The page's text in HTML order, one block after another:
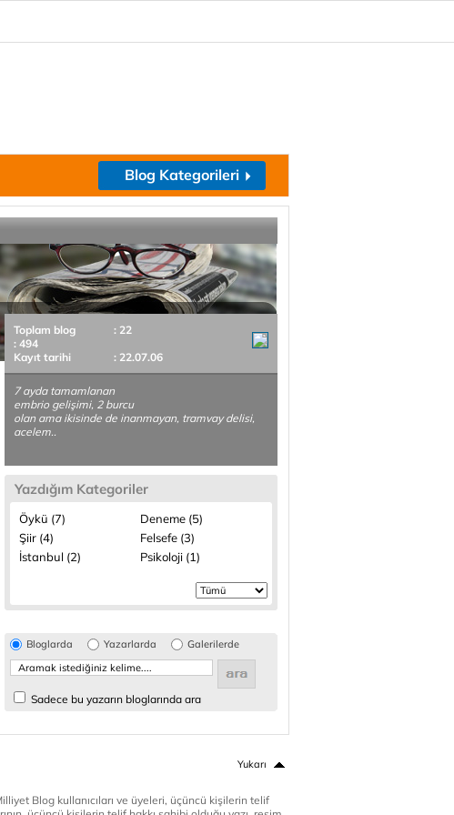
Blog Kategorileri
Toplam blog
: 22
: 494
Kayıt tarihi
: 22.07.06
7 ayda tamamlanan
embrio gelişimi, 2 burcu
olan ama ikisinde de inanmayan, tramvay delisi,
acelem..
Yazdığım Kategoriler
Öykü (7)
Deneme (5)
Şiir (4)
Felsefe (3)
İstanbul (2)
Psikoloji (1)
Bloglarda Yazarlarda Galerilerde
Sadece bu yazarın bloglarında ara
Yukarı
Blog kullanıcıları ve üyeleri, üçüncü kişilerin telif